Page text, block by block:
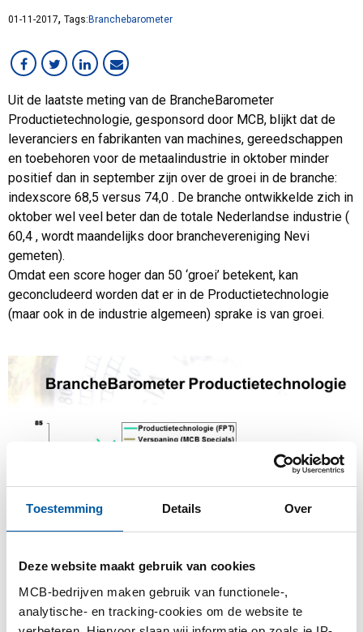
Toestemming Details Over
Deze website maakt gebruik van cookies
MCB-bedrijven maken gebruik van functionele-,
analytische- en tracking-cookies om de website te
01-11-2017, Tags: Branchebarometer
Uit de laatste meting van de BrancheBarometer
Productietechnologie, gesponsord door MCB, blijkt dat de
leveranciers en fabrikanten van machines, gereedschappen
en toebehoren voor de metaalindustrie in oktober minder
positief dan in september zijn over de groei in de branche:
indexscore 68,5 versus 74,0 . De branche ontwikkelde zich in
oktober wel veel beter dan de totale Nederlandse industrie (
60,4 , wordt maandelijks door branchevereniging Nevi
gemeten).
Omdat een score hoger dan 50 ‘groei’ betekent, kan
geconcludeerd worden dat er in de Productietechnologie
(maar ook in de industrie algemeen) sprake is van groei.